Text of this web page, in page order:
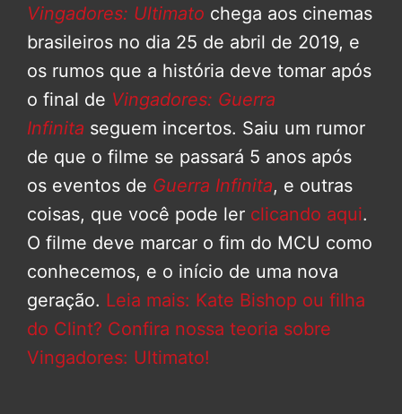
Vingadores: Ultimato chega aos cinemas
brasileiros no dia 25 de abril de 2019, e
os rumos que a história deve tomar após
o final de Vingadores: Guerra
Infinita seguem incertos. Saiu um rumor
de que o filme se passará 5 anos após
os eventos de Guerra Infinita, e outras
coisas, que você pode ler clicando aqui.
O filme deve marcar o fim do MCU como
conhecemos, e o início de uma nova
geração. Leia mais: Kate Bishop ou filha
do Clint? Confira nossa teoria sobre
Vingadores: Ultimato!